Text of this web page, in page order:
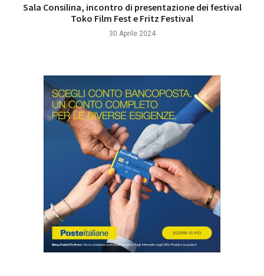
Sala Consilina, incontro di presentazione dei festival
Toko Film Fest e Fritz Festival
30 Aprile 2024